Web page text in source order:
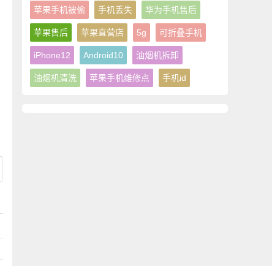
苹果手机被偷 手机丢失 华为手机售后
苹果售后 苹果直营店 5g 可折叠手机
iPhone12 Android10 油烟机拆卸
油烟机清洗 苹果手机维修点 手机id